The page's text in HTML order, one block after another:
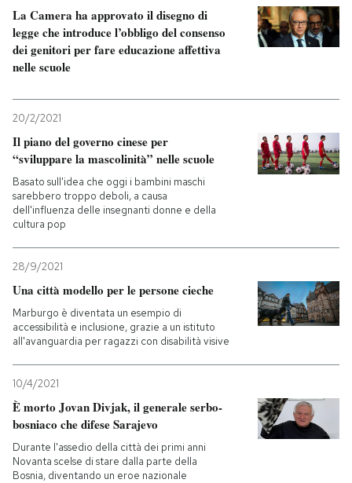
La Camera ha approvato il disegno di
legge che introduce l’obbligo del consenso
dei genitori per fare educazione affettiva
nelle scuole
20/2/2021
Il piano del governo cinese per
“sviluppare la mascolinità” nelle scuole
Basato sull'idea che oggi i bambini maschi
sarebbero troppo deboli, a causa
dell'influenza delle insegnanti donne e della
cultura pop
28/9/2021
Una città modello per le persone cieche
Marburgo è diventata un esempio di
accessibilità e inclusione, grazie a un istituto
all'avanguardia per ragazzi con disabilità visive
10/4/2021
È morto Jovan Divjak, il generale serbo-
bosniaco che difese Sarajevo
Durante l'assedio della città dei primi anni
Novanta scelse di stare dalla parte della
Bosnia, diventando un eroe nazionale